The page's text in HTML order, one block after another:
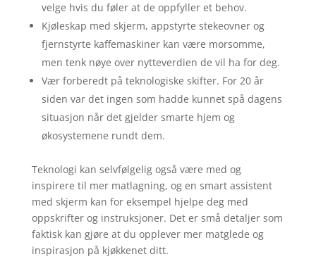
velge hvis du føler at de oppfyller et behov.
Kjøleskap med skjerm, appstyrte stekeovner og
fjernstyrte kaffemaskiner kan være morsomme,
men tenk nøye over nytteverdien de vil ha for deg.
Vær forberedt på teknologiske skifter. For 20 år
siden var det ingen som hadde kunnet spå dagens
situasjon når det gjelder smarte hjem og
økosystemene rundt dem.
Teknologi kan selvfølgelig også være med og
inspirere til mer matlagning, og en smart assistent
med skjerm kan for eksempel hjelpe deg med
oppskrifter og instruksjoner. Det er små detaljer som
faktisk kan gjøre at du opplever mer matglede og
inspirasjon på kjøkkenet ditt.